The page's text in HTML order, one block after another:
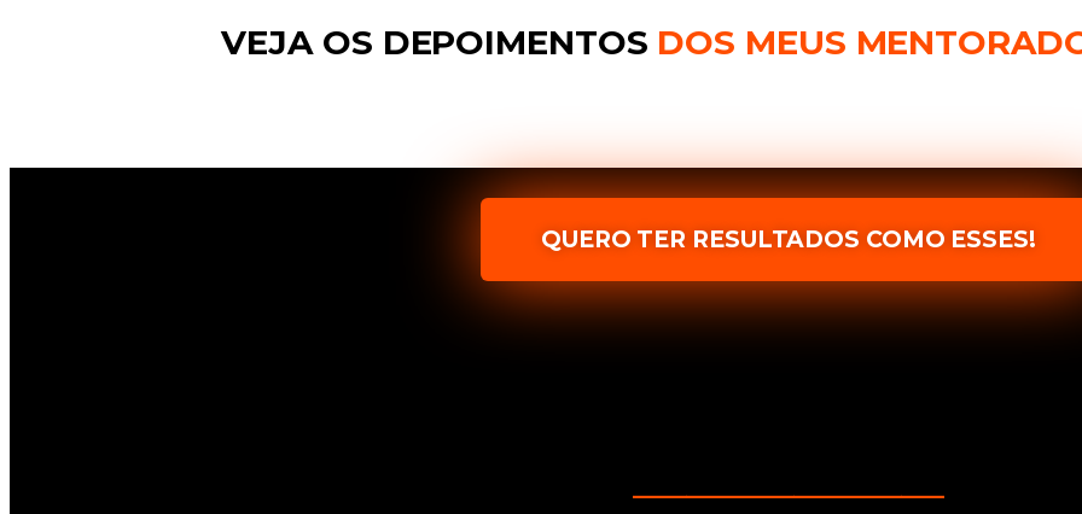
VEJA OS DEPOIMENTOS DOS MEUS
QUERO TER RESULTADOS COMO ESSES!
_____________________________